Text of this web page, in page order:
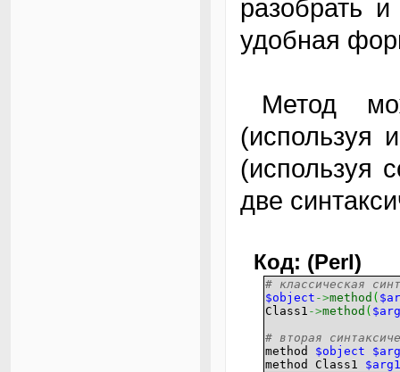
разобрать
удобная
Метод можно вызывать как статический
(используя
(используя
две
Код: (Perl)
# классическая
$object ->method (
Class1 ->method (
# вторая
method $object
method Class1 $arg1